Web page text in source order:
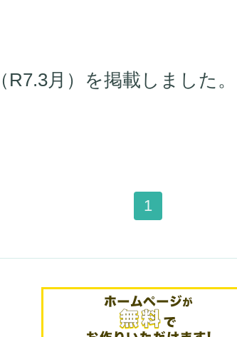
月）を掲載しました。
1